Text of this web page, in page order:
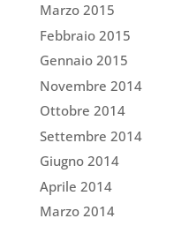
Marzo 2015
Febbraio 2015
Gennaio 2015
Novembre 2014
Ottobre 2014
Settembre 2014
Giugno 2014
Aprile 2014
Marzo 2014